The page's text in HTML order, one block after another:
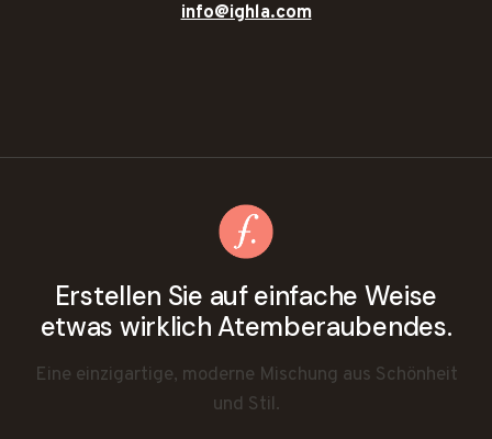
info@ighla.com
Erstellen Sie auf einfache Weise
etwas wirklich Atemberaubendes.
Eine einzigartige, moderne Mischung aus Schönheit
und Stil.